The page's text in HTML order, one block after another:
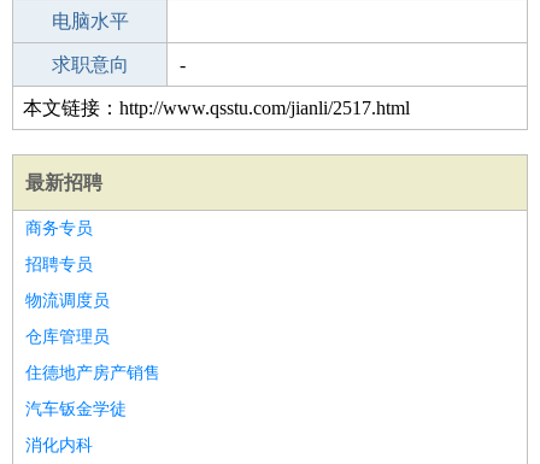
微信号码
电脑水平
外语水平
求职意向 -
本文链接：http://www.qsstu.com/jianli/2517.html
最新招聘
商务专员
招聘专员
物流调度员
仓库管理员
住德地产房产销售
汽车钣金学徒
消化内科